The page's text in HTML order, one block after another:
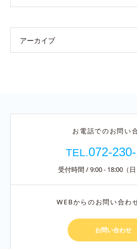
アーカイブ
お電話でのお問い
TEL.072-
受付時間 / 9:00 - 18:00（日
WEBからのお問い合わ
お問い合わせ